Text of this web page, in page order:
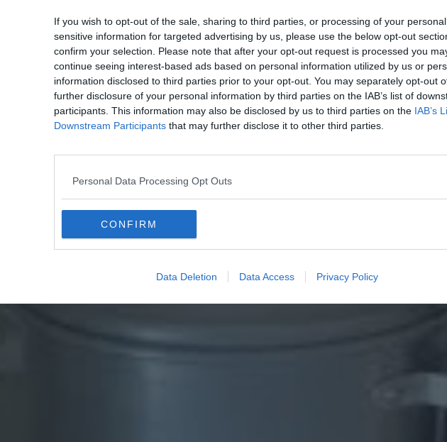
If you wish to opt-out of the sale, sharing to third parties, or processing of your
sensitive information for targeted advertising by us, please use the below opt-out
confirm your selection. Please note that after your opt-out request is processed you
continue seeing interest-based ads based on personal information utilized by us or
information disclosed to third parties prior to your opt-out. You may separately opt-out
further disclosure of your personal information by third parties on the IAB’s list of
participants. This information may also be disclosed by us to third parties on the IAB’s
Downstream Participants that may further disclose it to other third parties.
Personal Data Processing Opt Outs
CONFIRM
Data Deletion Data Access Privacy Policy